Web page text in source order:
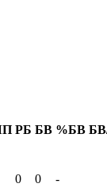
РБ БВ %БВ
0 0 -